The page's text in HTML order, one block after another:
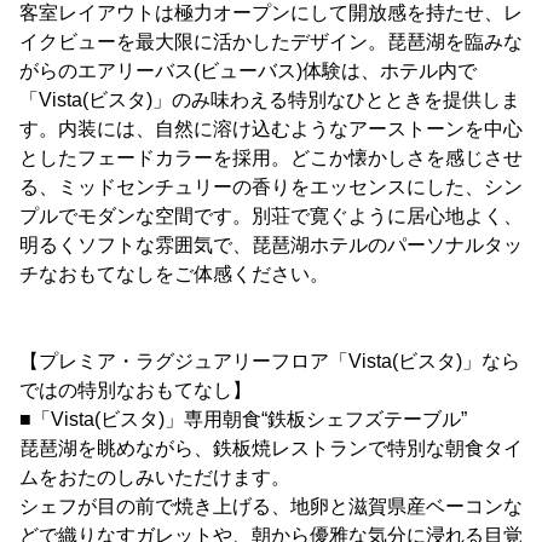
客室レイアウトは極力オープンにして開放感を持たせ、レ
イクビューを最大限に活かしたデザイン。琵琶湖を臨みな
がらのエアリーバス(ビューバス)体験は、ホテル内で
「Vista(ビスタ)」のみ味わえる特別なひとときを提供しま
す。内装には、自然に溶け込むようなアーストーンを中心
としたフェードカラーを採用。どこか懐かしさを感じさせ
る、ミッドセンチュリーの香りをエッセンスにした、シン
プルでモダンな空間です。別荘で寛ぐように居心地よく、
明るくソフトな雰囲気で、琵琶湖ホテルのパーソナルタッ
チなおもてなしをご体感ください。
【プレミア・ラグジュアリーフロア「Vista(ビスタ)」なら
ではの特別なおもてなし】
■「Vista(ビスタ)」専用朝食“鉄板シェフズテーブル”
琵琶湖を眺めながら、鉄板焼レストランで特別な朝食タイ
ムをおたのしみいただけます。
シェフが目の前で焼き上げる、地卵と滋賀県産ベーコンな
どで織りなすガレットや、朝から優雅な気分に浸れる目覚